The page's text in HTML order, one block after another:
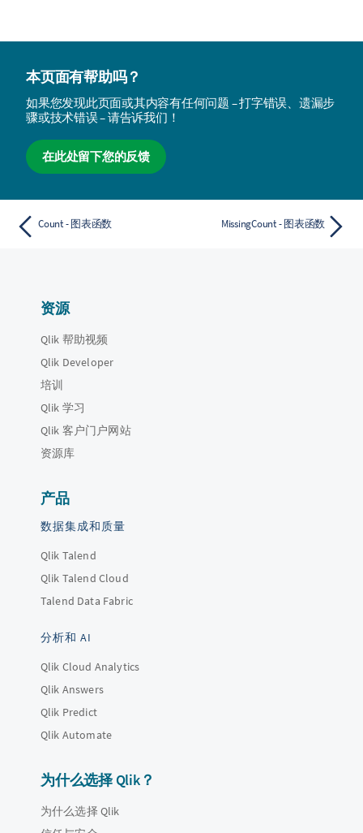
本页面有帮助吗？
如果您发现此页面或其内容有任何问题 – 打字错误、遗漏步
骤或技术错误 – 请告诉我们！
在此处留下您的反馈
Count - 图表函数 MissingCount - 图表函数
资源
Qlik 帮助视频
Qlik Developer
培训
Qlik 学习
Qlik 客户门户网站
资源库
产品
数据集成和质量
Qlik Talend
Qlik Talend Cloud
Talend Data Fabric
分析和 AI
Qlik Cloud Analytics
Qlik Answers
Qlik Predict
Qlik Automate
为什么选择 Qlik？
为什么选择 Qlik